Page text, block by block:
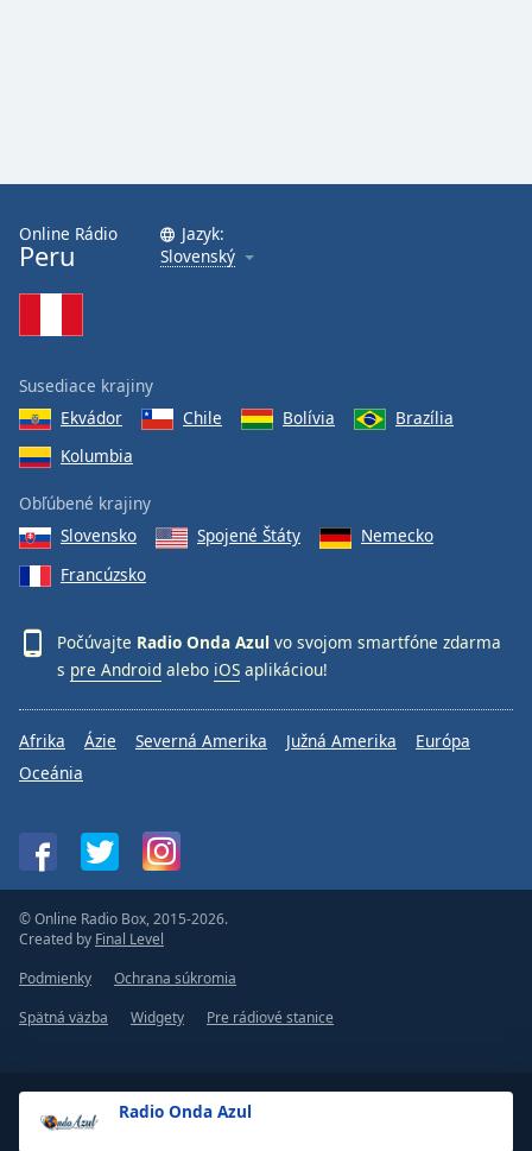
Radio Onda Azul
Online Rádio
Peru
Jazyk:
Slovenský
Susediace krajiny
Ekvádor
Chile Bolívia
Brazília
Kolumbia
Obľúbené krajiny
Slovensko
Spojené Štáty
Nemecko
Francúzsko
Počúvajte Radio Onda Azul vo svojom smartfóne zdarma
s pre Android alebo iOS aplikáciou!
Afrika Ázie Severná Amerika Južná Amerika
Európa
Oceánia
© Online Radio Box, 2015-2026.
Created by Final Level
Podmienky
Ochrana súkromia
Spätná väzba
Widgety Pre rádiové stanice